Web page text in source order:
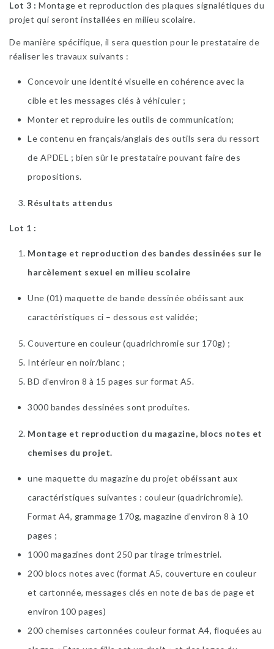
Lot 3 : Montage et reproduction des plaques signalétiques du
projet qui seront installées en milieu scolaire.
De manière spécifique, il sera question pour le prestataire de
réaliser les travaux suivants :
Concevoir une identité visuelle en cohérence avec la
cible et les messages clés à véhiculer ;
Monter et reproduire les outils de communication;
Le contenu en français/anglais des outils sera du ressort
de APDEL ; bien sûr le prestataire pouvant faire des
propositions.
Résultats attendus
Lot 1 :
Montage et reproduction des bandes dessinées sur le
harcèlement sexuel en milieu scolaire
Une (01) maquette de bande dessinée obéissant aux
caractéristiques ci – dessous est validée;
Couverture en couleur (quadrichromie sur 170g) ;
Intérieur en noir/blanc ;
BD d’environ 8 à 15 pages sur format A5.
3000 bandes dessinées sont produites.
Montage et reproduction du magazine, blocs notes et
chemises du projet.
une maquette du magazine du projet obéissant aux
caractéristiques suivantes : couleur (quadrichromie).
Format A4, grammage 170g, magazine d’environ 8 à 10
pages ;
1000 magazines dont 250 par tirage trimestriel.
200 blocs notes avec (format A5, couverture en couleur
et cartonnée, messages clés en note de bas de page et
environ 100 pages)
200 chemises cartonnées couleur format A4, floquées au